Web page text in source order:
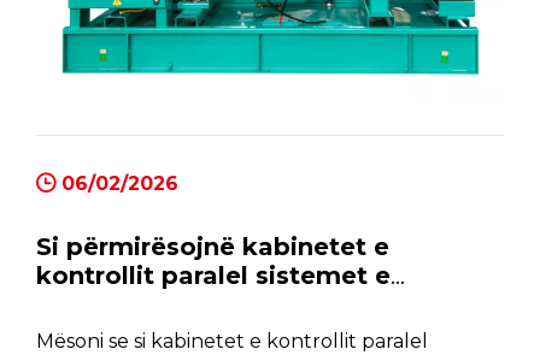
06/02/2026
Si përmirësojnë kabinetet e
kontrollit paralel sistemet e
Mësoni se si kabinetet e kontrollit paralel